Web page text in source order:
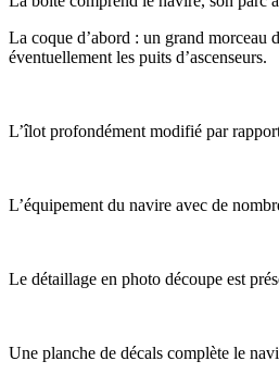
La coque d’abord : un grand morceau
éventuellement les puits d’ascenseurs.
L’îlot profondément modifié par
L’équipement du navire avec de
Le détaillage en photo découpe est
Une planche de décals complète le